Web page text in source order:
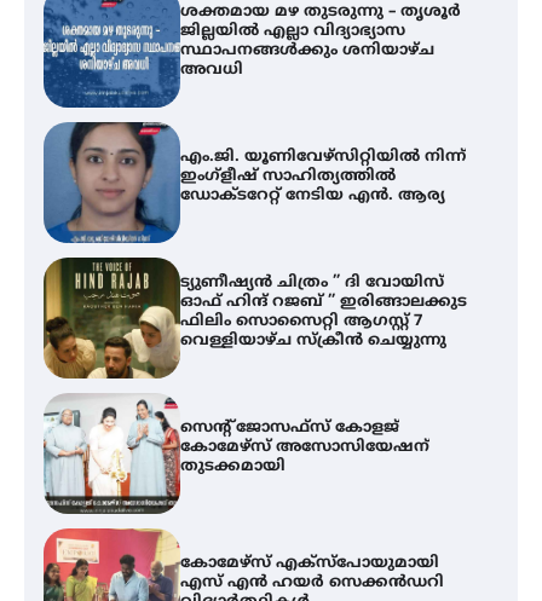
ശക്തമായ മഴ തുടരുന്നു – തൃശൂർ
ജില്ലയിൽ എല്ലാ വിദ്യാഭ്യാസ
സ്ഥാപനങ്ങൾക്കും ശനിയാഴ്ച
അവധി
എം.ജി. യൂണിവേഴ്‌സിറ്റിയിൽ നിന്ന്
ഇംഗ്ളീഷ് സാഹിത്യത്തിൽ
ഡോക്ടറേറ്റ് നേടിയ എൻ. ആര്യ
ട്യുണീഷ്യൻ ചിത്രം ” ദി വോയിസ്
ഓഫ് ഹിന്ദ് റജബ് ” ഇരിങ്ങാലക്കുട
ഫിലിം സൊസൈറ്റി ആഗസ്റ്റ് 7
വെള്ളിയാഴ്ച സ്‌ക്രീൻ ചെയ്യുന്നു
സെന്റ് ജോസഫ്സ് കോളജ്
കോമേഴ്‌സ് അസോസിയേഷന്
തുടക്കമായി
കോമേഴ്സ് എക്സ്പോയുമായി
എസ് എൻ ഹയർ സെക്കൻഡറി